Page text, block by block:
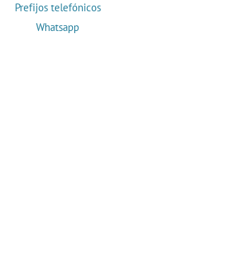
Prefijos telefónicos
Whatsapp